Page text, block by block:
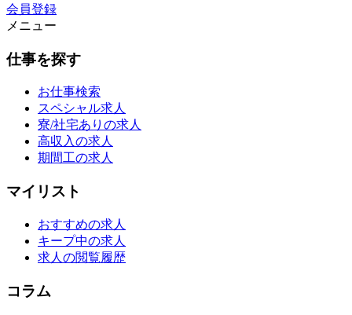
会員登録
メニュー
仕事を探す
お仕事検索
スペシャル求人
寮/社宅ありの求人
高収入の求人
期間工の求人
マイリスト
おすすめの求人
キープ中の求人
求人の閲覧履歴
コラム